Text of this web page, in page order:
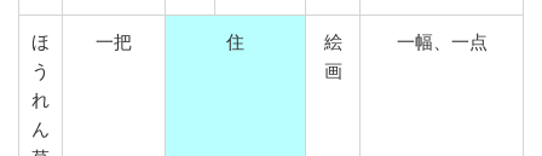
ほ
う
れ
ん
一把 住
絵
画
一幅、一点